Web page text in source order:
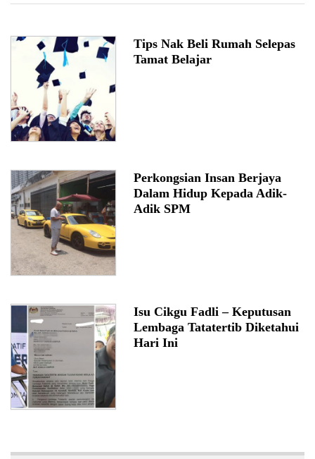
Tips Nak Beli Rumah Selepas
Tamat Belajar
Perkongsian Insan Berjaya
Dalam Hidup Kepada Adik-
Adik SPM
Isu Cikgu Fadli – Keputusan
Lembaga Tatatertib Diketahui
Hari Ini